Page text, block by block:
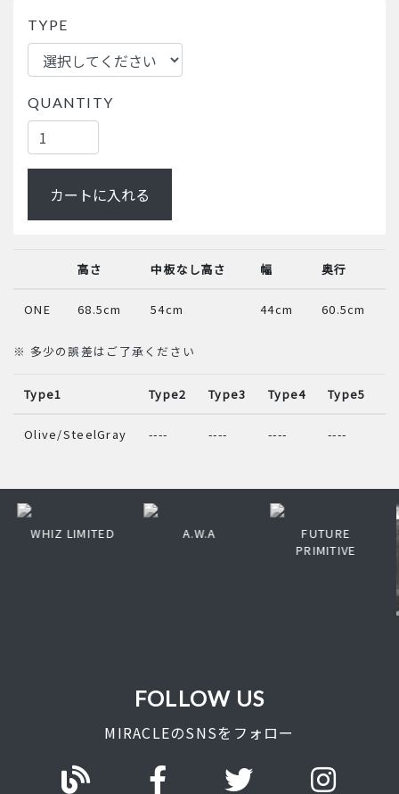
TYPE
QUANTITY
カートに入れる
高さ 中板なし高さ 幅 奥行
ONE 68.5cm 54cm 44cm 60.5cm
※ 多少の誤差はご了承ください
Type1 Type2 Type3 Type4 Type5
Olive/SteelGray ---- ---- ---- ----
WHIZ LIMITED A.W.A
FUTURE
PRIMITIVE
FOLLOW US
MIRACLEのSNSをフォロー